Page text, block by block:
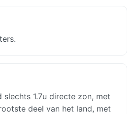
1.7u directe zon, met
deel van het land, met